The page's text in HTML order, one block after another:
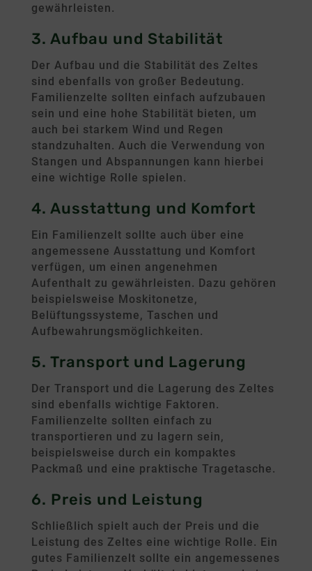
gewährleisten.
3. Aufbau und Stabilität
Der Aufbau und die Stabilität des Zeltes
sind ebenfalls von großer Bedeutung.
Familienzelte sollten einfach aufzubauen
sein und eine hohe Stabilität bieten, um
auch bei starkem Wind und Regen
standzuhalten. Auch die Verwendung von
Stangen und Abspannungen kann hierbei
eine wichtige Rolle spielen.
4. Ausstattung und Komfort
Ein Familienzelt sollte auch über eine
angemessene Ausstattung und Komfort
verfügen, um einen angenehmen
Aufenthalt zu gewährleisten. Dazu gehören
beispielsweise Moskitonetze,
Belüftungssysteme, Taschen und
Aufbewahrungsmöglichkeiten.
5. Transport und Lagerung
Der Transport und die Lagerung des Zeltes
sind ebenfalls wichtige Faktoren.
Familienzelte sollten einfach zu
transportieren und zu lagern sein,
beispielsweise durch ein kompaktes
Packmaß und eine praktische Tragetasche.
6. Preis und Leistung
Schließlich spielt auch der Preis und die
Leistung des Zeltes eine wichtige Rolle. Ein
gutes Familienzelt sollte ein angemessenes